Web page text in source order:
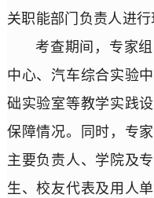
关职能部门负责人进行
考查期间，专家
中心、汽车综合实验
础实验室等教学实践
保障情况。同时，专
主要负责人、学院及
生、校友代表及用人